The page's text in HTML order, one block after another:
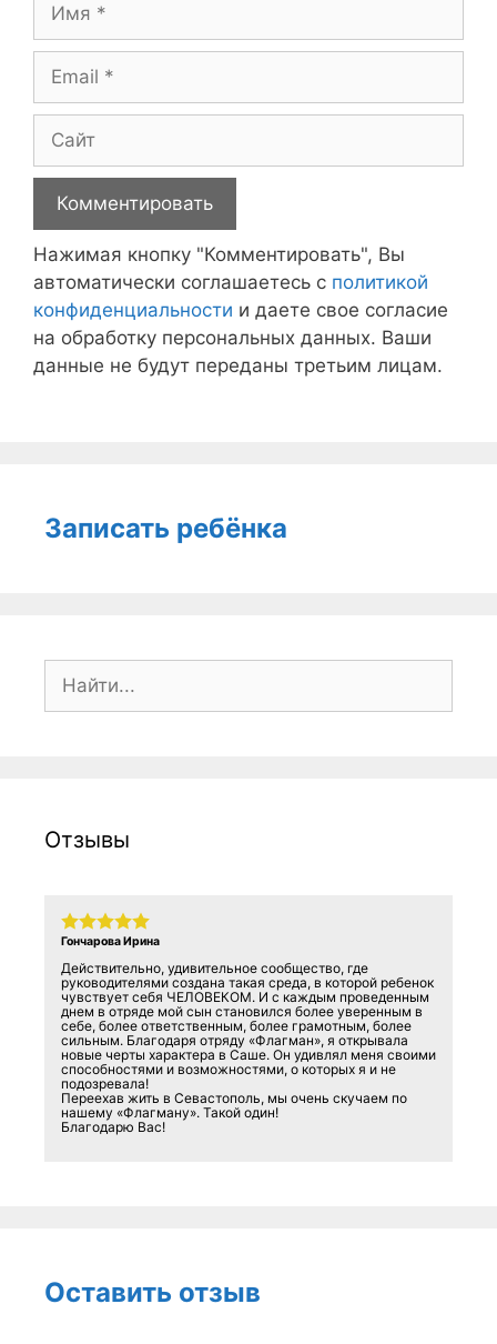
Email
Сайт
Нажимая кнопку "Комментировать", Вы
автоматически соглашаетесь с политикой
конфиденциальности и даете свое согласие
на обработку персональных данных. Ваши
данные не будут переданы третьим лицам.
Записать ребёнка
Отзывы
Гончарова Ирина
Действительно, удивительное сообщество, где
руководителями создана такая среда, в которой ребенок
чувствует себя ЧЕЛОВЕКОМ. И с каждым проведенным
днем в отряде мой сын становился более уверенным в
себе, более ответственным, более грамотным, более
сильным. Благодаря отряду «Флагман», я открывала
новые черты характера в Саше. Он удивлял меня своими
способностями и возможностями, о которых я и не
подозревала!
Переехав жить в Севастополь, мы очень скучаем по
нашему «Флагману». Такой один!
Благодарю Вас!
Оставить отзыв